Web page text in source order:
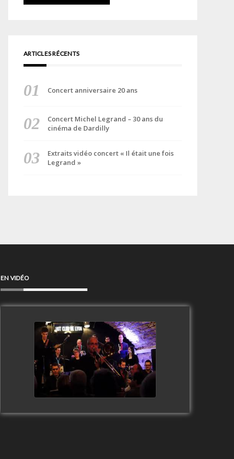
ARTICLES RÉCENTS
Concert anniversaire 20 ans
Concert Michel Legrand – 30 ans du
cinéma de Dardilly
Extraits vidéo concert « Il était une fois
Legrand »
EN VIDÉO
Clip Only Big Band 2019
watch video